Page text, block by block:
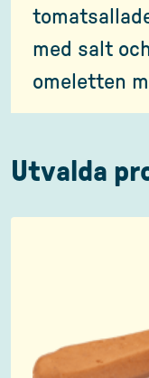
med salt
omeletten
Utvalda